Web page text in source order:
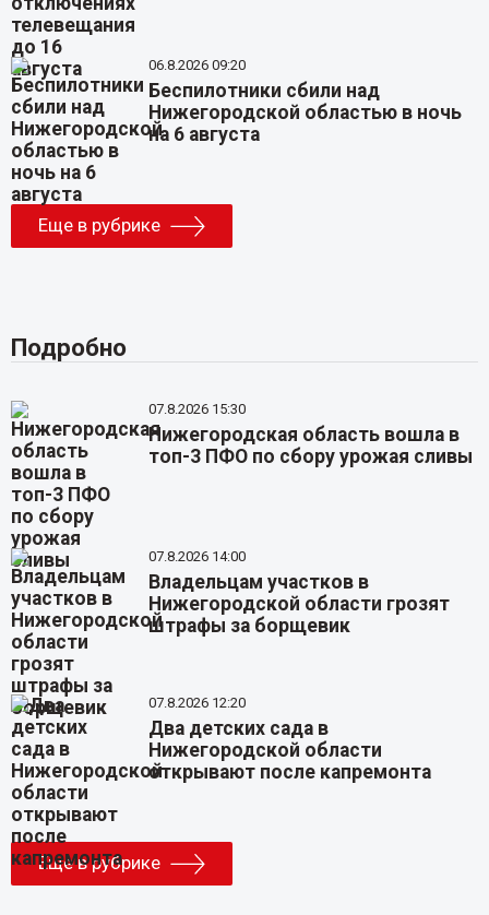
06.8.2026 09:20
Беспилотники сбили над
Нижегородской областью в ночь
на 6 августа
Еще в рубрике
Подробно
07.8.2026 15:30
Нижегородская область вошла в
топ-3 ПФО по сбору урожая сливы
07.8.2026 14:00
Владельцам участков в
Нижегородской области грозят
штрафы за борщевик
07.8.2026 12:20
Два детских сада в
Нижегородской области
открывают после капремонта
Еще в рубрике